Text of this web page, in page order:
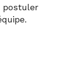
postuler